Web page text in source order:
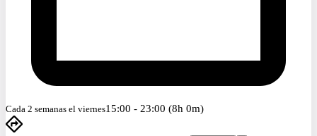
Cada 2 semanas el viernes15:00 - 23:00 (8h 0m)